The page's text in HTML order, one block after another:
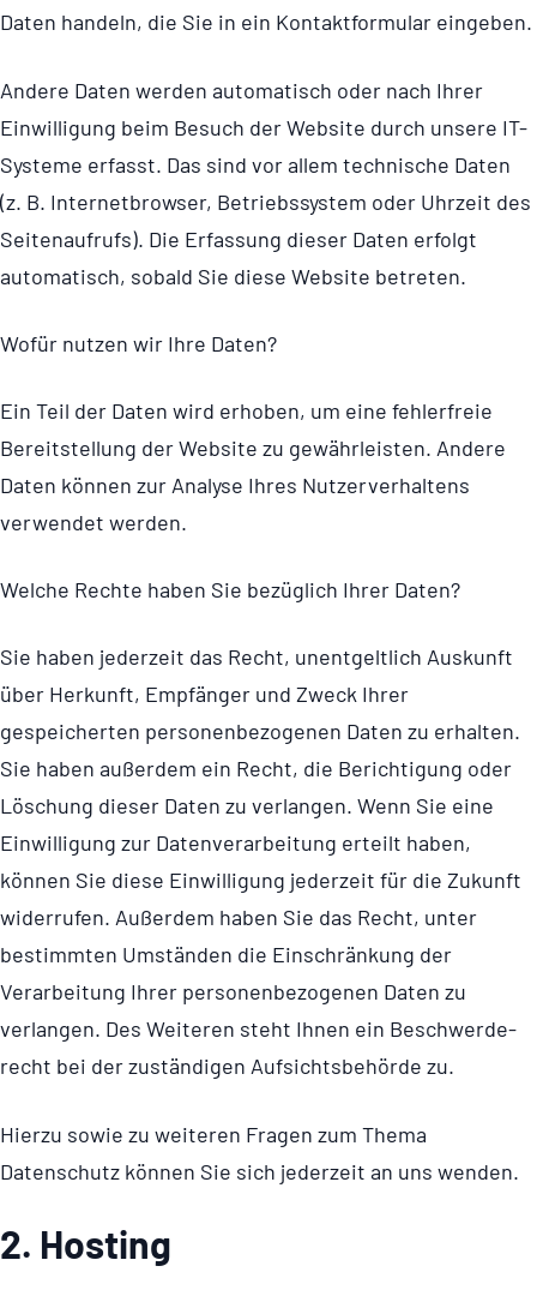
Daten handeln, die Sie in ein Kontakt­for­mular eingeben.
Andere Daten werden automatisch oder nach Ihrer
Einwilligung beim Besuch der Website durch unsere IT-
Systeme erfasst. Das sind vor allem technische Daten
(z. B. Inter­net­browser, Betriebssystem oder Uhrzeit des
Seitenaufrufs). Die Erfassung dieser Daten erfolgt
automatisch, sobald Sie diese Website betreten.
Wofür nutzen wir Ihre Daten?
Ein Teil der Daten wird erhoben, um eine fehlerfreie
Bereitstellung der Website zu gewährleisten. Andere
Daten können zur Analyse Ihres Nutzer­ver­hal­tens
verwendet werden.
Welche Rechte haben Sie bezüglich Ihrer Daten?
Sie haben jederzeit das Recht, unentgeltlich Auskunft
über Herkunft, Empfänger und Zweck Ihrer
gespeicherten perso­nen­be­zo­genen Daten zu erhalten.
Sie haben außerdem ein Recht, die Berichtigung oder
Löschung dieser Daten zu verlangen. Wenn Sie eine
Einwilligung zur Daten­ver­ar­bei­tung erteilt haben,
können Sie diese Einwilligung jederzeit für die Zukunft
widerrufen. Außerdem haben Sie das Recht, unter
bestimmten Umständen die Einschränkung der
Verarbeitung Ihrer perso­nen­be­zo­genen Daten zu
verlangen. Des Weiteren steht Ihnen ein Beschwer­de­
recht bei der zuständigen Aufsichts­be­hörde zu.
Hierzu sowie zu weiteren Fragen zum Thema
Datenschutz können Sie sich jederzeit an uns wenden.
2. Hosting